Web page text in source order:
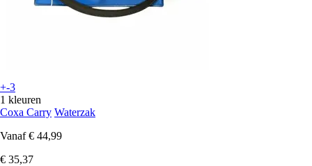
+-3
1 kleuren
Coxa Carry Waterzak
Vanaf € 44,99
€ 35,37